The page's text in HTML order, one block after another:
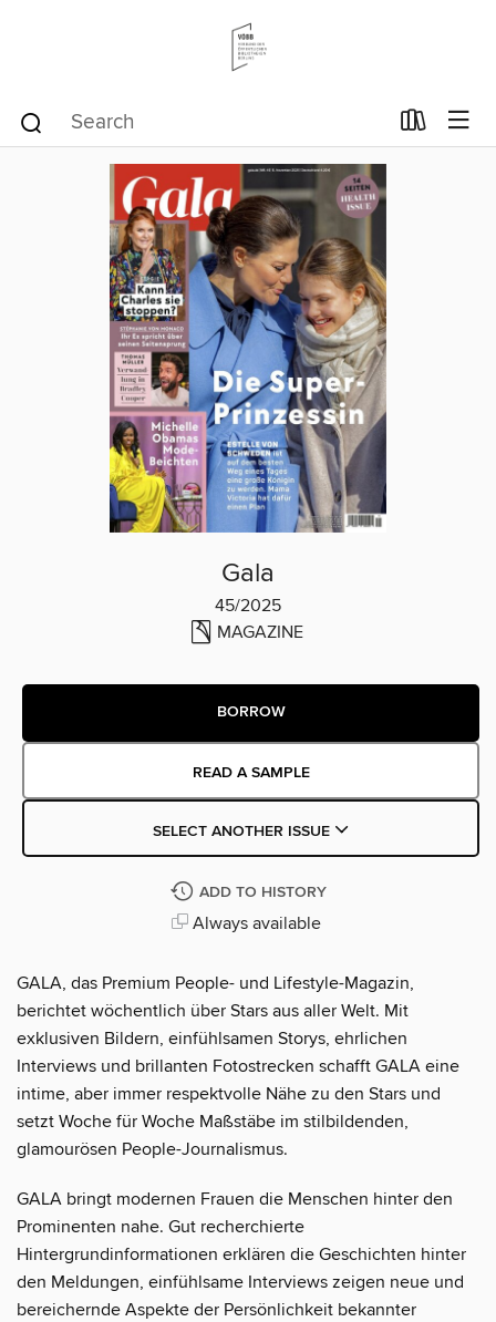
Gala
45/2025
MAGAZINE
BORROW
READ A SAMPLE
SELECT ANOTHER ISSUE
ADD TO HISTORY
Always available
GALA, das Premium People- und Lifestyle-Magazin,
berichtet wöchentlich über Stars aus aller Welt. Mit
exklusiven Bildern, einfühlsamen Storys, ehrlichen
Interviews und brillanten Fotostrecken schafft GALA eine
intime, aber immer respektvolle Nähe zu den Stars und
setzt Woche für Woche Maßstäbe im stilbildenden,
glamourösen People-Journalismus.
GALA bringt modernen Frauen die Menschen hinter den
Prominenten nahe. Gut recherchierte
Hintergrundinformationen erklären die Geschichten hinter
den Meldungen, einfühlsame Interviews zeigen neue und
bereichernde Aspekte der Persönlichkeit bekannter